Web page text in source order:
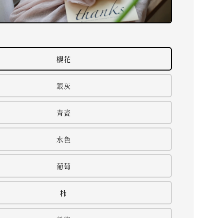
櫻花
銀灰
青瓷
水色
葡萄
柿